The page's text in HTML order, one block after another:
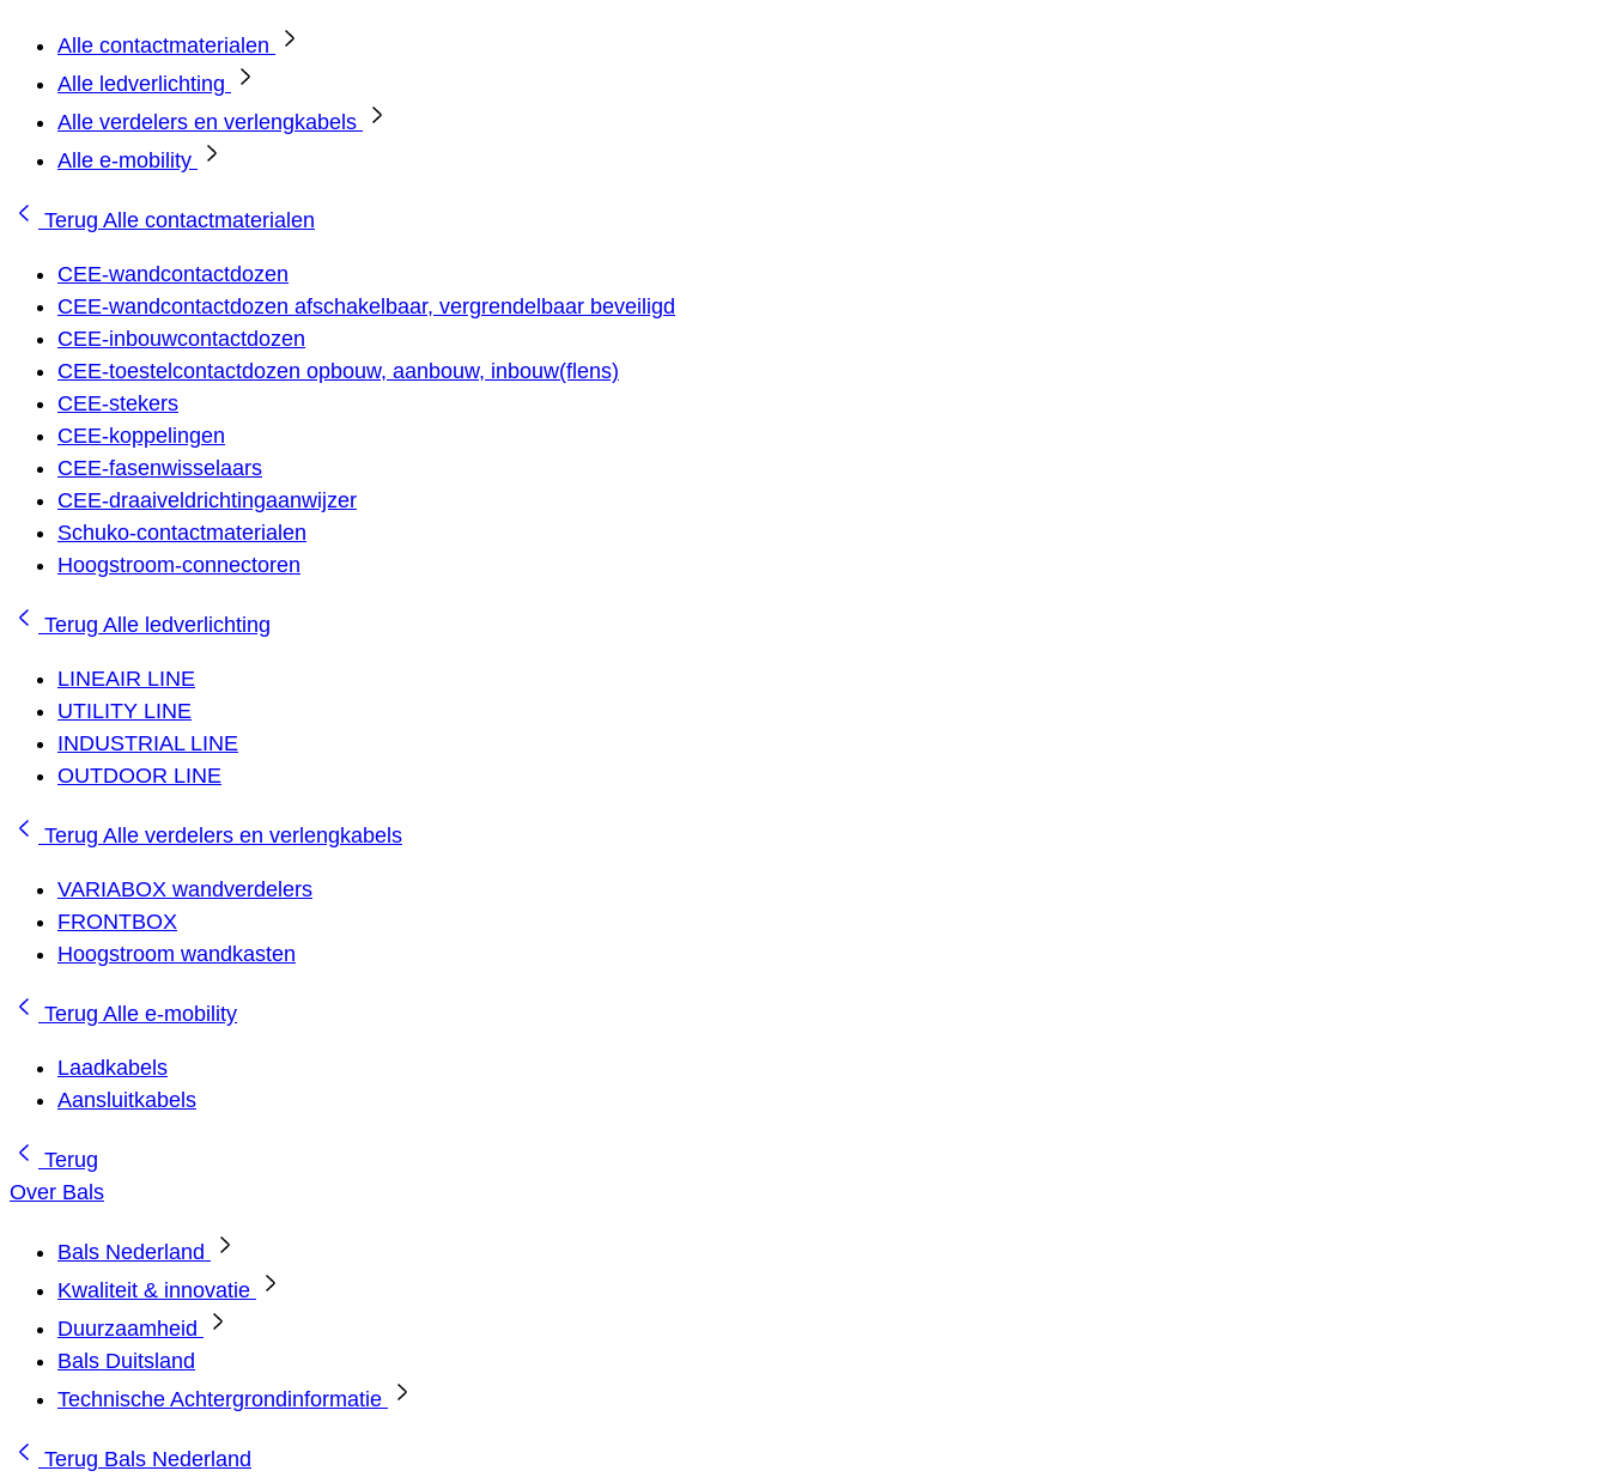
Alle contactmaterialen
Alle ledverlichting
Alle verdelers en verlengkabels
Alle e-mobility
Terug Alle contactmaterialen
CEE-wandcontactdozen
CEE-wandcontactdozen afschakelbaar, vergrendelbaar beveiligd
CEE-inbouwcontactdozen
CEE-toestelcontactdozen opbouw, aanbouw, inbouw(flens)
CEE-stekers
CEE-koppelingen
CEE-fasenwisselaars
CEE-draaiveldrichtingaanwijzer
Schuko-contactmaterialen
Hoogstroom-connectoren
Terug Alle ledverlichting
LINEAIR LINE
UTILITY LINE
INDUSTRIAL LINE
OUTDOOR LINE
Terug Alle verdelers en verlengkabels
VARIABOX wandverdelers
FRONTBOX
Hoogstroom wandkasten
Terug Alle e-mobility
Laadkabels
Aansluitkabels
Terug
Over Bals
Bals Nederland
Kwaliteit & innovatie
Duurzaamheid
Bals Duitsland
Technische Achtergrondinformatie
Terug Bals Nederland